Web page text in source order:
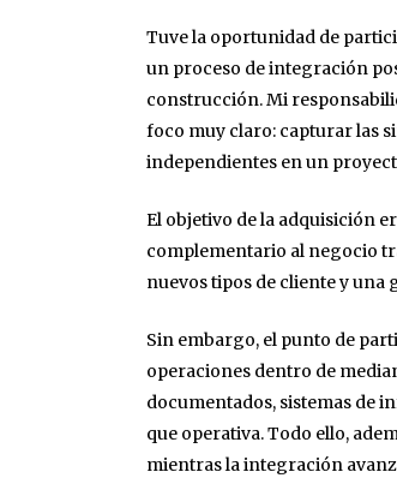
Tuve la oportunidad de
un proceso de integración
construcción. Mi
foco muy claro: capturar las
independientes en un
El objetivo de la adquisición
complementario al negocio
nuevos tipos de cliente y una
Sin embargo, el punto de
operaciones dentro de
documentados, sistemas de
que operativa. Todo ello,
mientras la integración